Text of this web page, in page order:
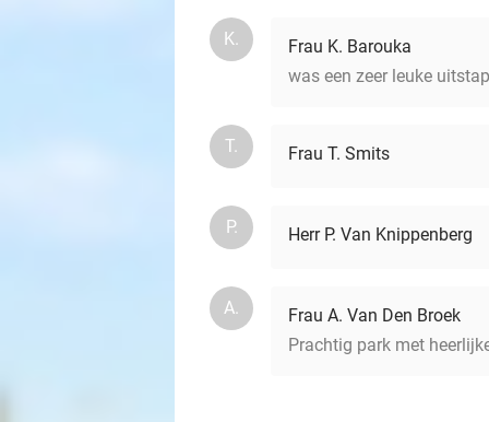
K.
Frau K. Barouka
was een zeer leuke
T. Frau T. Smits
P. Herr P. Van Knippenberg
A.
Frau A. Van Den Broek
Prachtig park met